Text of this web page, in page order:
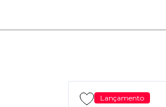
Lançamento